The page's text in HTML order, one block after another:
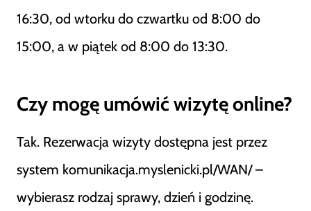
16:30, od wtorku do czwartku od 8:00 do
15:00, a w piątek od 8:00 do 13:30.
Czy mogę umówić wizytę online?
Tak. Rezerwacja wizyty dostępna jest przez
system komunikacja.myslenicki.pl/WAN/ –
wybierasz rodzaj sprawy, dzień i godzinę.